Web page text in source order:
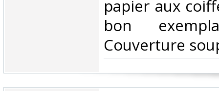
papier aux
bon
Couverture